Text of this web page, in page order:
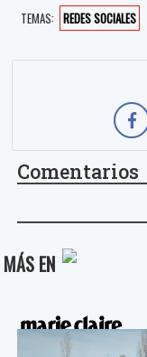
TEMAS: REDES SOCIALES
Comentarios
MÁS EN